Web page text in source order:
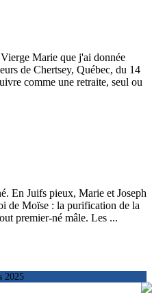
Marie que j'ai donnée
de Chertsey, Québec, du 14
comme une retraite, seul ou
En Juifs pieux, Marie et Joseph
de Moïse : la purification de la
premier-né mâle. Les ...
2025